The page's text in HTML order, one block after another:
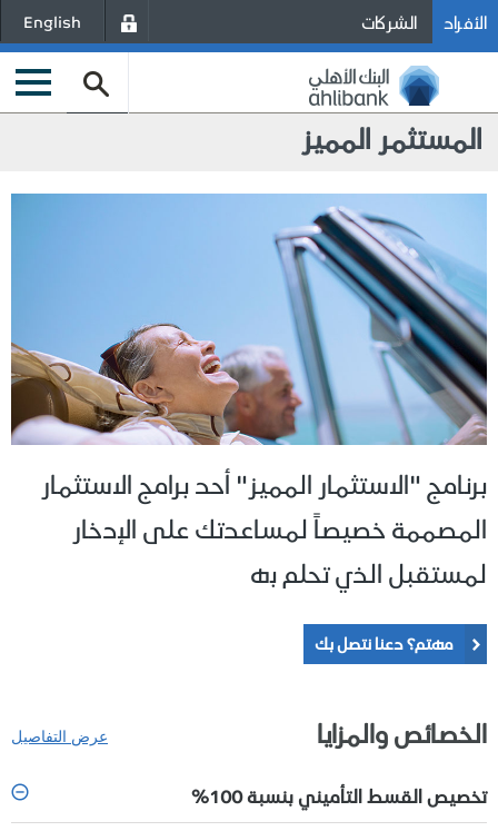
الأفراد الشركات English
المستثمر المميز
برنامج "الاستثمار المميز" أحد برامج الاستثمار
المصممة خصيصاً لمساعدتك على الإدخار
لمستقبل الذي تحلم به
مهتم؟ دعنا نتصل بك
عرض التفاصيل الخصائص والمزايا
تخصيص القسط التأميني بنسبة 100%